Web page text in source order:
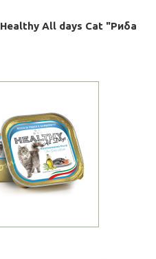
Healthy All days Cat "Риба